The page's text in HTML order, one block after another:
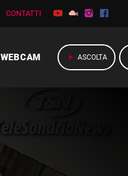
CONTATTI
WEBCAM play_arrow ASCOLTA